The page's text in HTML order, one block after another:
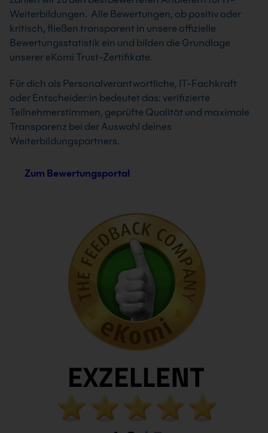
Weiterbildungen. Alle Bewertungen, ob positiv oder
kritisch, fließen transparent in unsere offizielle
Bewertungsstatistik ein und bilden die Grundlage
unserer eKomi Trust-Zertifikate.
Für dich als Personalverantwortliche, IT-Fachkraft
oder Entscheider:in bedeutet das: verifizierte
Teilnehmerstimmen, geprüfte Qualität und maximale
Transparenz bei der Auswahl deines
Weiterbildungspartners.
Zum Bewertungsportal